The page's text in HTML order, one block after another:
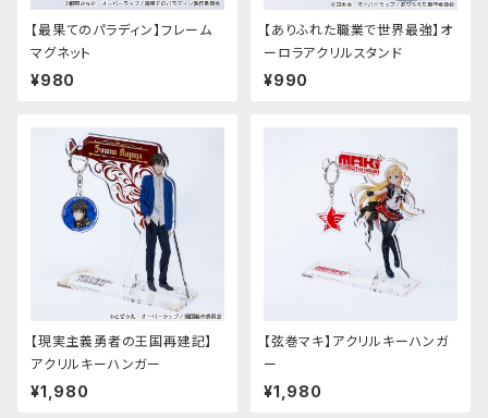
【最果てのパラディン】フレーム
マグネット
¥980
【ありふれた職業で世界最強】オ
ーロラアクリルスタンド
¥990
【現実主義勇者の王国再建記】
アクリルキーハンガー
¥1,980
【弦巻マキ】アクリルキーハンガ
ー
¥1,980